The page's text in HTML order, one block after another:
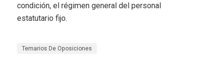
condición, el régimen general del personal
estatutario fijo.
Temarios De Oposiciones